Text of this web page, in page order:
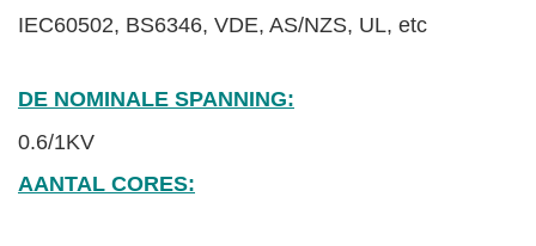
IEC60502, BS6346, VDE, AS/NZS, UL, etc
DE NOMINALE SPANNING:
0.6/1KV
AANTAL CORES: